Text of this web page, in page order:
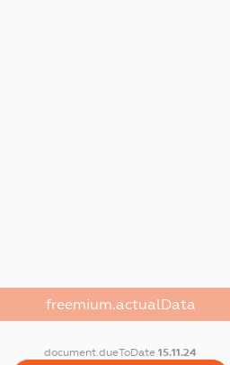
freemium.actualData
document.dueToDate15.11.24